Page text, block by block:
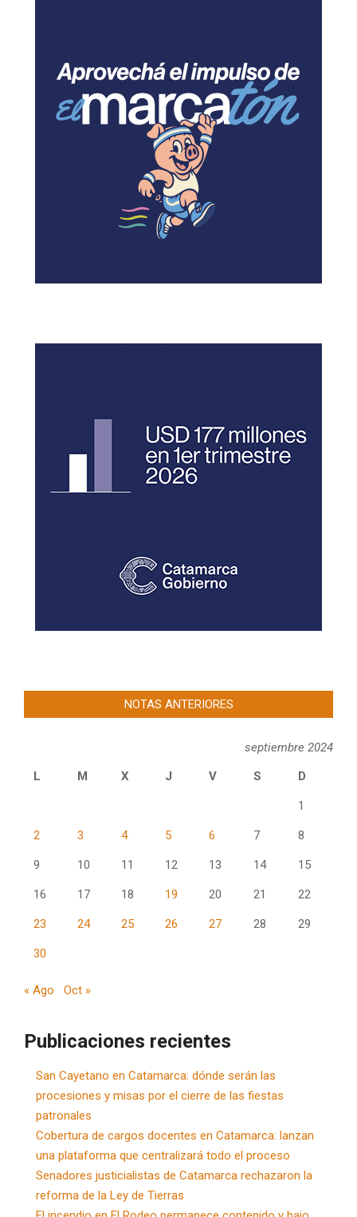
NOTAS ANTERIORES
septiembre 2024
L
M X J V S D
1
2 3 4 5 6 7 8
9 10 11 12 13 14 15
16 17 18 19 20 21 22
23 24 25 26 27 28 29
30
« Ago Oct »
Publicaciones recientes
San Cayetano en Catamarca: dónde serán las
procesiones y misas por el cierre de las fiestas
patronales
Cobertura de cargos docentes en Catamarca: lanzan
una plataforma que centralizará todo el proceso
Senadores justicialistas de Catamarca rechazaron la
reforma de la Ley de Tierras